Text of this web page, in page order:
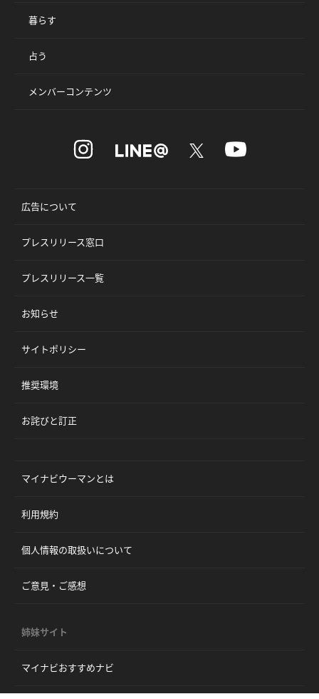
暮らす
占う
メンバーコンテンツ
広告について
プレスリリース窓口
プレスリリース一覧
お知らせ
サイトポリシー
推奨環境
お詫びと訂正
マイナビウーマンとは
利用規約
個人情報の取扱いについて
ご意見・ご感想
姉妹サイト
マイナビおすすめナビ